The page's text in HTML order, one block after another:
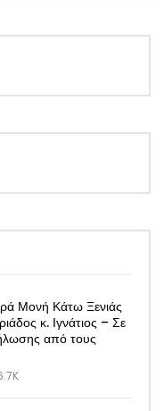
Μονή Κάτω Ξενιάς
κ. Ιγνάτιος – Σε
από τους